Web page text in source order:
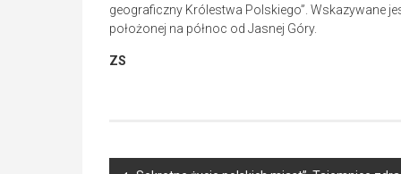
geograficzny Królestwa Polskiego”. Wskazywane
położonej na północ od Jasnej Góry.
ZS